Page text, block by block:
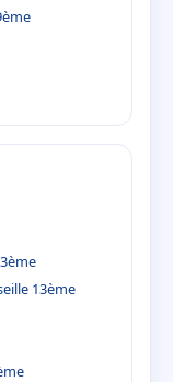
13ème